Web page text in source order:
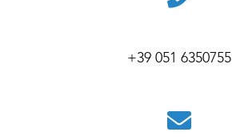
+39 051 6350755